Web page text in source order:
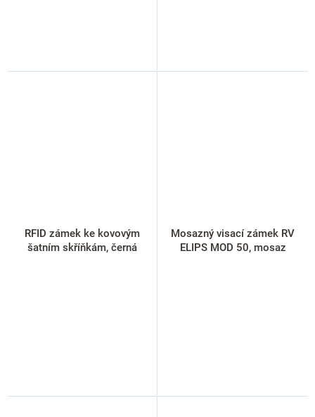
RFID zámek ke kovovým
šatním skříňkám, černá
Mosazný visací zámek RV
ELIPS MOD 50, mosaz